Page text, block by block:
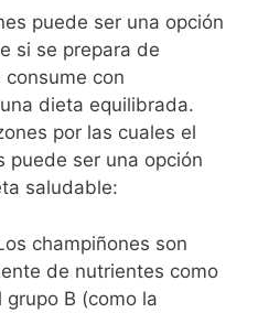
puede ser una opción
si se prepara de
con
dieta equilibrada.
por las cuales el
puede ser una opción
saludable:
champiñones son
de nutrientes como
B (como la